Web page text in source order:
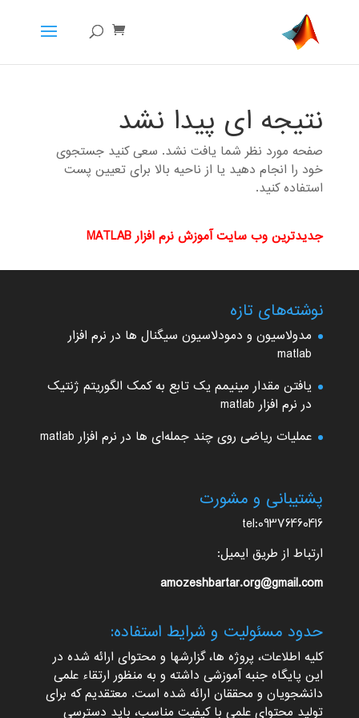
نتیجه ای پیدا نشد
صفحه مورد نظر شما یافت نشد. سعی کنید جستجوی
خود را انجام دهید یا از ناحیه بالا برای تعیین پست
استفاده کنید.
جدیدترین وب سایت آموزش نرم افزار MATLAB
نوشته‌های تازه
مدولاسیون و دمودلاسیون سیگنال ها در نرم افزار
matlab
یافتن مقدار مینیمم یک تابع به کمک الگوریتم ژنتیک
در نرم افزار matlab
عملیات ریاضی روی چند جمله‌ای ها در نرم افزار matlab
پشتیبانی و مشورت
tel:09376460416
ارتباط از طریق ایمیل:
amozeshbartar.org@gmail.com
حدود مسئولیت و شرایط استفاده:
کلیه اطلاعات، پروژه ها، گزارشها و محتوای ارائه شده در
این پایگاه جنبه آموزشی داشته و به منظور ارتقاء علمی
دانشجویان و محققان ارائه شده است. معتقدیم که برای
تولید محتوای علمی با کیفیت مناسب، باید دسترسی